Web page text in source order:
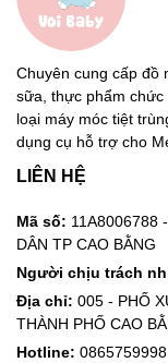
Chuyên cung cấp đồ
sữa, thực phẩm
loại máy móc tiệt
dụng cụ hỗ trợ cho
LIÊN HỆ
Mã số: 11A8006788
DÂN TP CAO BẰNG
Người chịu trách
Địa chỉ: 005 - PHỐ
THÀNH PHỐ CAO
Hotline: 0865759998